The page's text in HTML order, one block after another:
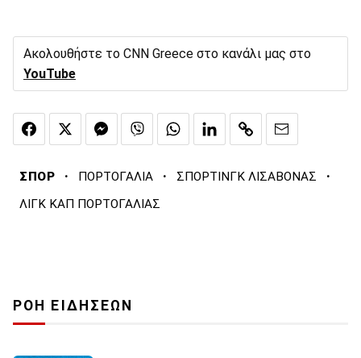
Ακολουθήστε το CNN Greece στο κανάλι μας στο
YouTube
ΣΠΟΡ · ΠΟΡΤΟΓΑΛΙΑ · ΣΠΟΡΤΙΝΓΚ ΛΙΣΑΒΟΝΑΣ ·
ΛΙΓΚ ΚΑΠ ΠΟΡΤΟΓΑΛΙΑΣ
ΡΟΗ ΕΙΔΗΣΕΩΝ